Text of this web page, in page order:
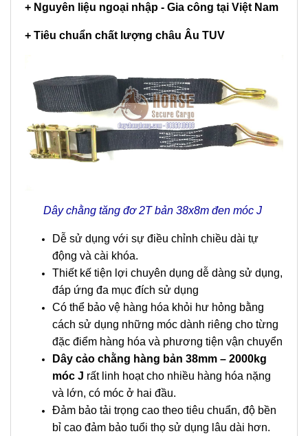
+ Nguyên liệu ngoại nhập - Gia công tại Việt Nam
+ Tiêu chuẩn chất lượng châu Âu TUV
Dây chằng tăng đơ 2T bản 38x8m đen móc J
Dễ sử dụng với sự điều chỉnh chiều dài tự
động và cài khóa.
Thiết kế tiện lợi chuyên dụng dễ dàng sử dụng,
đáp ứng đa mục đích sử dụng
Có thể bảo vệ hàng hóa khỏi hư hỏng bằng
cách sử dụng những móc dành riêng cho từng
đặc điểm hàng hóa và phương tiện vận chuyển
Dây cảo chằng hàng bản 38mm – 2000kg
móc J rất linh hoạt cho nhiều hàng hóa nặng
và lớn, có móc ở hai đầu.
Đảm bảo tải trọng cao theo tiêu chuẩn, độ bền
bỉ cao đảm bảo tuổi thọ sử dụng lâu dài hơn.